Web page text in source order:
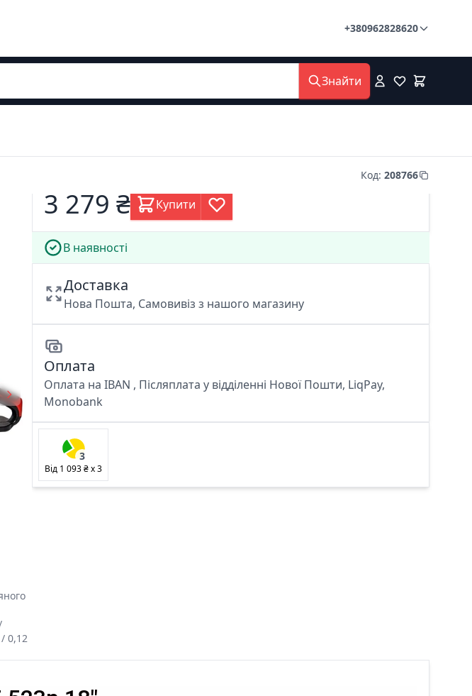
+380962828620
Знайти
Код: 208766
0,12
3 279 ₴ Купити
В наявності
Доставка
Нова Пошта, Самовивіз з нашого магазину
Оплата
Оплата на IBAN , Післяплата у відділенні Нової Пошти, LiqPay,
Monobank
3
Від 1 093 ₴x3